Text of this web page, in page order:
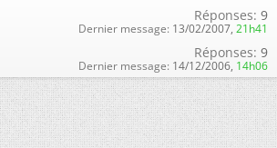
Réponses: 9
Dernier message: 13/02/2007, 21h41
Réponses: 9
Dernier message: 14/12/2006, 14h06